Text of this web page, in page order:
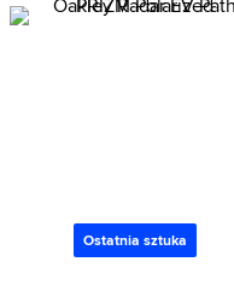
Ostatnia sztuka